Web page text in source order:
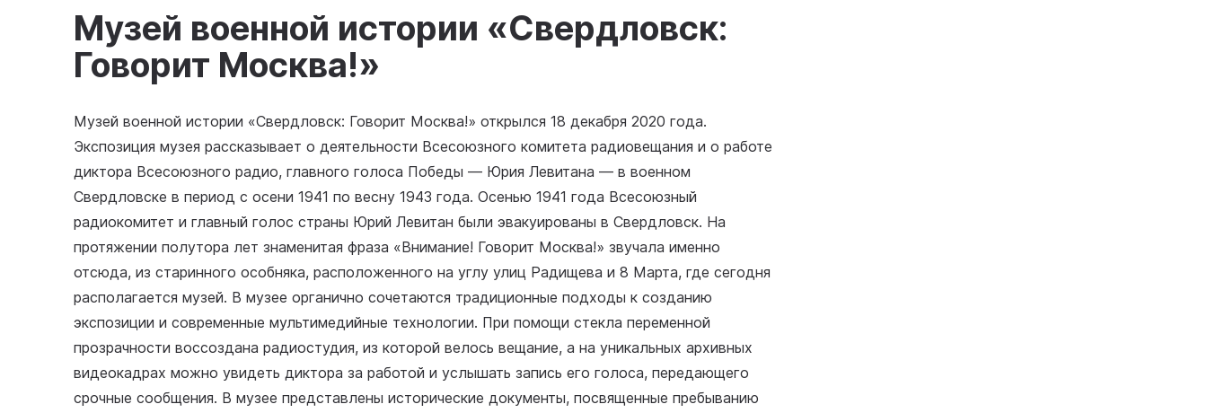
Музей военной истории «Свердловск:
Говорит Москва!»
Музей военной истории «Свердловск: Говорит Москва!» открылся 18 декабря 2020 года.
Экспозиция музея рассказывает о деятельности Всесоюзного комитета радиовещания и о работе
диктора Всесоюзного радио, главного голоса Победы — Юрия Левитана — в военном
Свердловске в период с осени 1941 по весну 1943 года. Осенью 1941 года Всесоюзный
радиокомитет и главный голос страны Юрий Левитан были эвакуированы в Свердловск. На
протяжении полутора лет знаменитая фраза «Внимание! Говорит Москва!» звучала именно
отсюда, из старинного особняка, расположенного на углу улиц Радищева и 8 Марта, где сегодня
располагается музей. В музее органично сочетаются традиционные подходы к созданию
экспозиции и современные мультимедийные технологии. При помощи стекла переменной
прозрачности воссоздана радиостудия, из которой велось вещание, а на уникальных архивных
видеокадрах можно увидеть диктора за работой и услышать запись его голоса, передающего
срочные сообщения. В музее представлены исторические документы, посвященные пребыванию